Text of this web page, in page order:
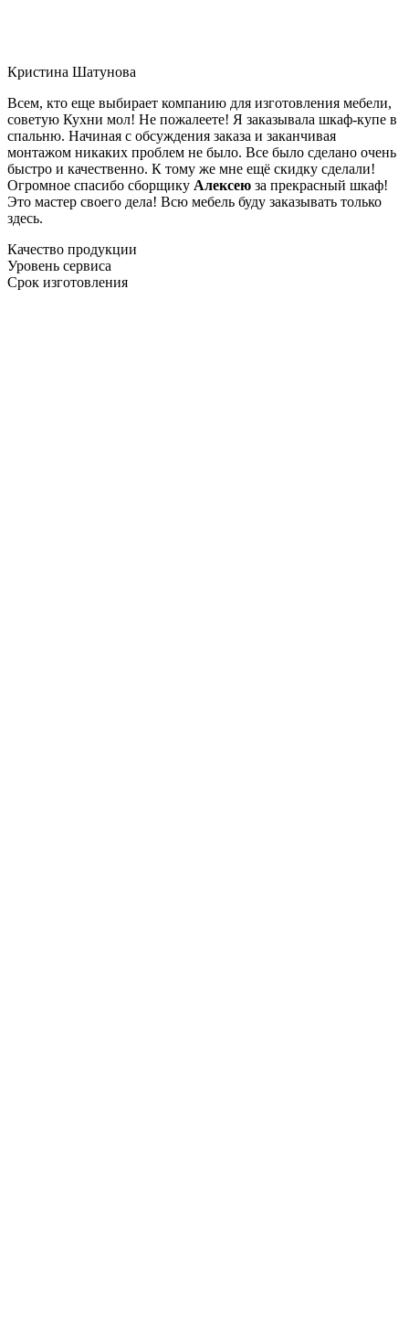
Кристина Шатунова
Всем, кто еще выбирает компанию для изготовления мебели,
советую Кухни мол! Не пожалеете! Я заказывала шкаф-купе в
спальню. Начиная с обсуждения заказа и заканчивая
монтажом никаких проблем не было. Все было сделано очень
быстро и качественно. К тому же мне ещё скидку сделали!
Огромное спасибо сборщику Алексею за прекрасный шкаф!
Это мастер своего дела! Всю мебель буду заказывать только
здесь.
Качество продукции
Уровень сервиса
Срок изготовления